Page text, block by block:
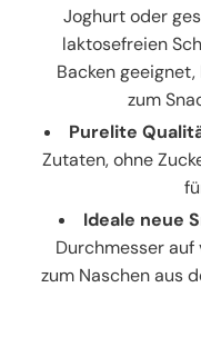
Joghurt oder
laktosefreien
Backen
zum
Purelite
Zutaten, ohne
Ideale neue
Durchmesser
zum Naschen aus